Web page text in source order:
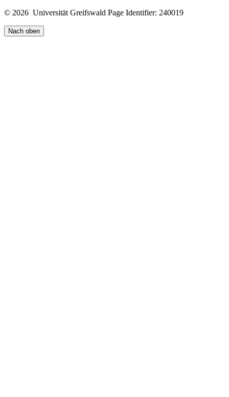
© 2026 Universität Greifswald Page Identifier: 240019
Nach oben